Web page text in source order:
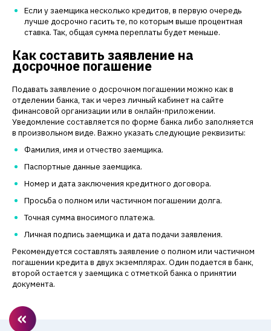
Если у заемщика несколько кредитов, в первую очередь
лучше досрочно гасить те, по которым выше процентная
ставка. Так, общая сумма переплаты будет меньше.
Как составить заявление на
досрочное погашение
Подавать заявление о досрочном погашении можно как в
отделении банка, так и через личный кабинет на сайте
финансовой организации или в онлайн-приложении.
Уведомление составляется по форме банка либо заполняется
в произвольном виде. Важно указать следующие реквизиты:
Фамилия, имя и отчество заемщика.
Паспортные данные заемщика.
Номер и дата заключения кредитного договора.
Просьба о полном или частичном погашении долга.
Точная сумма вносимого платежа.
Личная подпись заемщика и дата подачи заявления.
Рекомендуется составлять заявление о полном или частичном
погашении кредита в двух экземплярах. Один подается в банк,
второй остается у заемщика с отметкой банка о принятии
документа.